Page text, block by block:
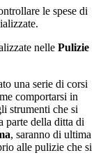
le spese di
nelle Pulizie
una serie di corsi
comportarsi in
strumenti che si
parte della ditta di
, saranno di ultima
alle pulizie che si